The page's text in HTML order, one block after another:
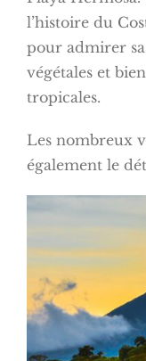
l’histoire du
pour admirer sa
végétales et
tropicales.
Les nombreux
également le